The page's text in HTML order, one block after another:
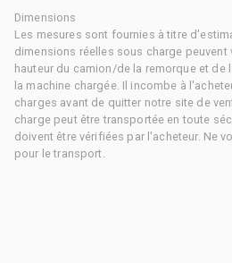
Dimensions
Les mesures sont fournies à titre
dimensions réelles sous charge peuvent
hauteur du camion/de la remorque et
la machine chargée. Il incombe à
charges avant de quitter notre site de
charge peut être transportée en toute
doivent être vérifiées par l'acheteur. Ne
pour le transport.